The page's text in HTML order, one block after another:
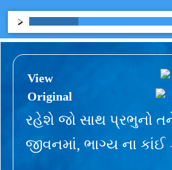
View
Original
રહેશે જો સાથ પ્રભુનો તને
જીવનમાં, ભાગ્ય ના કાંઈ